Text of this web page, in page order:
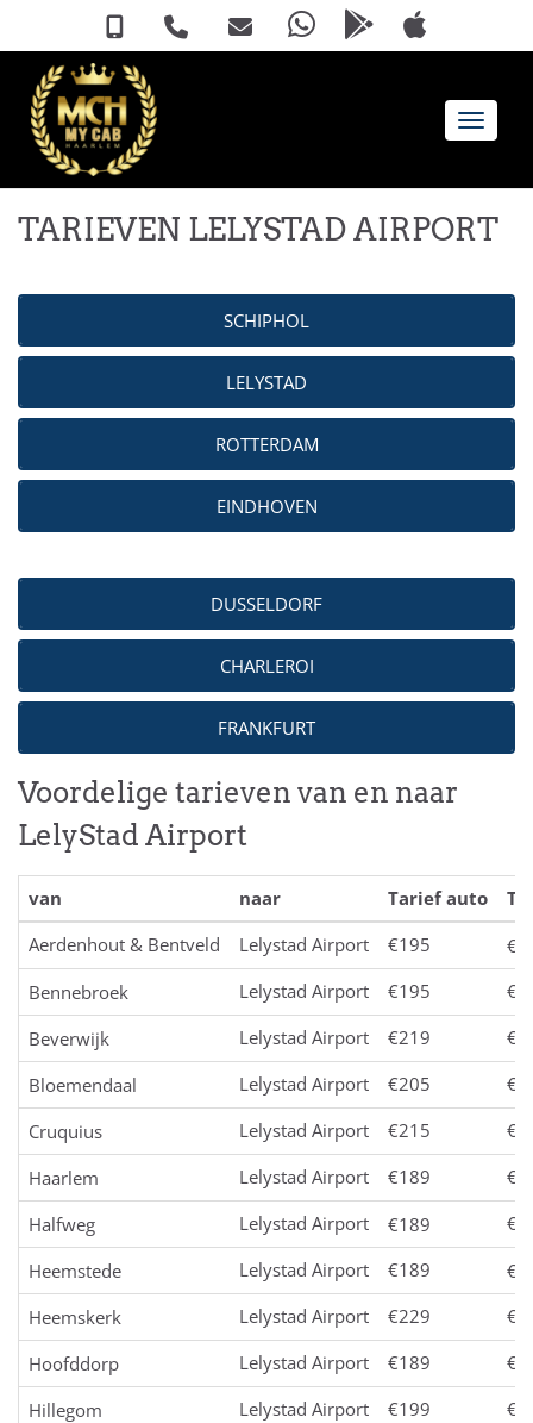
Toggle
TARIEVEN LELYSTAD AIRPORT
SCHIPHOL
LELYSTAD
ROTTERDAM
EINDHOVEN
DUSSELDORF
CHARLEROI
FRANKFURT
Voordelige tarieven van en naar
LelyStad Airport
van naar Tarief auto
Aerdenhout & Bentveld
Lelystad Airport €195
Bennebroek
Lelystad Airport €195
Beverwijk
Lelystad Airport €219
Bloemendaal
Lelystad Airport €205
Cruquius
Lelystad Airport €215
Haarlem
Lelystad Airport €189
Halfweg
Lelystad Airport €189
Heemstede
Lelystad Airport €189
Heemskerk
Lelystad Airport €229
Hoofddorp
Lelystad Airport €189
Hillegom
Lelystad Airport €199